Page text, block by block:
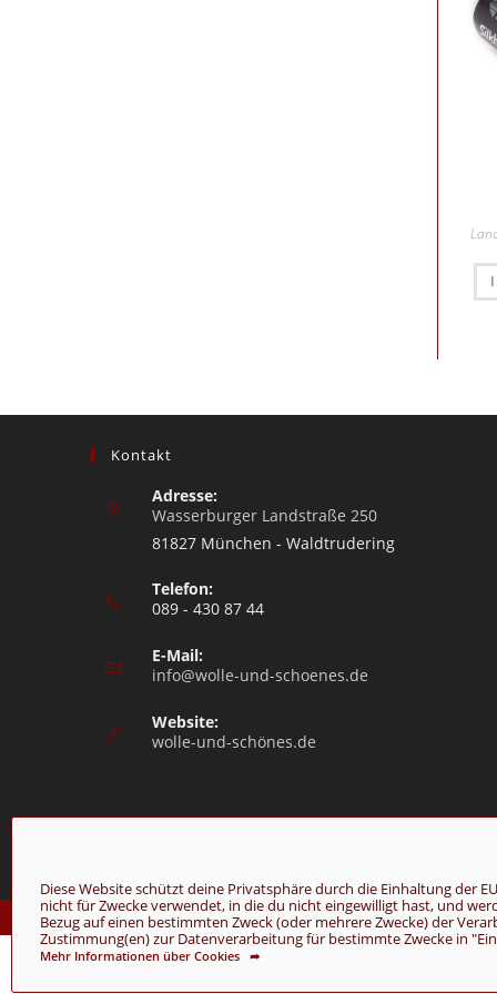
Diese Website schützt deine Privatsphäre durch die Einhaltung der
nicht für Zwecke verwendet, in die du nicht eingewilligt hast, und
Bezug auf einen bestimmten Zweck (oder mehrere Zwecke) der
Zustimmung(en) zur Datenverarbeitung für bestimmte Zwecke in
Mehr Informationen über Cookies ➦
Kontakt
Adresse:
Wasserburger Landstraße 250
81827 München - Waldtrudering
Telefon:
089 - 430 87 44
E-Mail:
info@wolle-und-schoenes.de
Website:
wolle-und-schönes.de
© Copyright 2026 - Wolle & Schönes